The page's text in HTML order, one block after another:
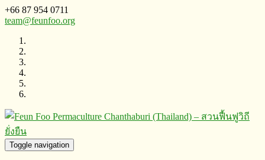
+66 87 954 0711
team@feunfoo.org
Toggle navigation